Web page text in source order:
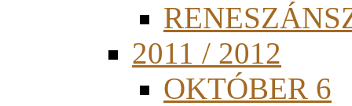
2011 / 2012
OKTÓBER 6